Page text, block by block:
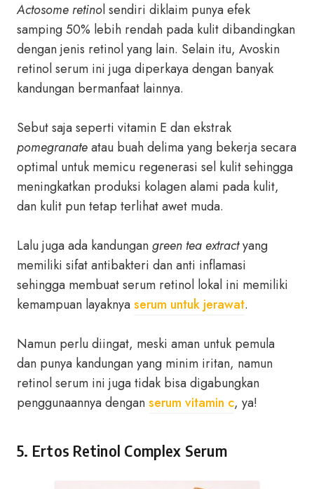
Actosome retinol sendiri diklaim punya efek
samping 50% lebih rendah pada kulit dibandingkan
dengan jenis retinol yang lain. Selain itu, Avoskin
retinol serum ini juga diperkaya dengan banyak
kandungan bermanfaat lainnya.
Sebut saja seperti vitamin E dan ekstrak
pomegranateatau buah delima yang bekerja secara
optimal untuk memicu regenerasi sel kulit sehingga
meningkatkan produksi kolagen alami pada kulit,
dan kulit pun tetap terlihat awet muda.
Lalu juga ada kandungangreen tea extractyang
memiliki sifat antibakteri dan anti inflamasi
sehingga membuat serum retinol lokal ini memiliki
kemampuan layaknyaserum untuk jerawat.
Namun perlu diingat, meski aman untuk pemula
dan punya kandungan yang minim iritan, namun
retinol serum ini juga tidak bisa digabungkan
penggunaannya denganserum vitamin c, ya!
5. Ertos Retinol Complex Serum